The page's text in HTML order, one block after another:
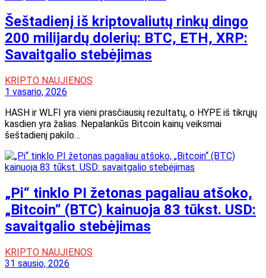
Šeštadienį iš kriptovaliutų rinkų dingo
200 milijardų dolerių: BTC, ETH, XRP:
Savaitgalio stebėjimas
KRIPTO NAUJIENOS
1 vasario, 2026
HASH ir WLFI yra vieni prasčiausių rezultatų, o HYPE iš tikrųjų
kasdien yra žalias. Nepalankūs Bitcoin kainų veiksmai
šeštadienį pakilo…
„Pi“ tinklo PI žetonas pagaliau atšoko,
„Bitcoin“ (BTC) kainuoja 83 tūkst. USD:
savaitgalio stebėjimas
KRIPTO NAUJIENOS
31 sausio, 2026